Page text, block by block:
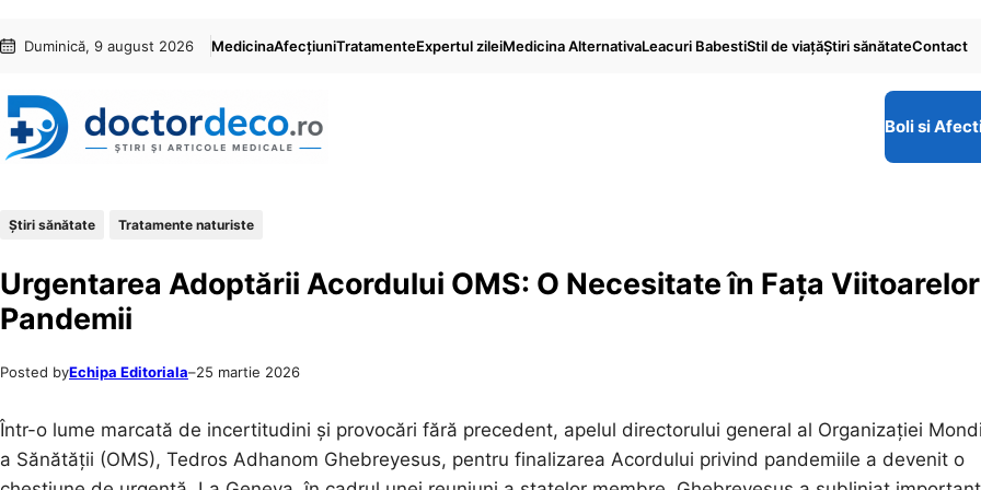
conținut
content
Duminică, 9 august 2026 MedicinaAfecțiuniTratamenteExpertul zileiMedicina AlternativaLeacuri BabestiStil de viaţăŞtiri sănătateContact
Boli si
Ştiri sănătate Tratamente naturiste
Urgentarea Adoptării Acordului OMS: O Necesitate în Fața Viitoarelor
Pandemii
Posted byEchipa Editoriala–25 martie 2026
Într-o lume marcată de incertitudini și provocări fără precedent, apelul directorului general al Organizației
a Sănătății (OMS), Tedros Adhanom Ghebreyesus, pentru finalizarea Acordului privind pandemiile a devenit o